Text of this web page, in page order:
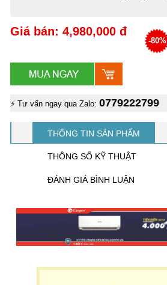
Giá bán: 4,980,000 đ
-80%
⚡ Tư vấn ngay qua Zalo: 0779222799
THÔNG TIN SẢN PHẨM
THÔNG SỐ KỸ THUẬT
ĐÁNH GIÁ BÌNH LUẬN